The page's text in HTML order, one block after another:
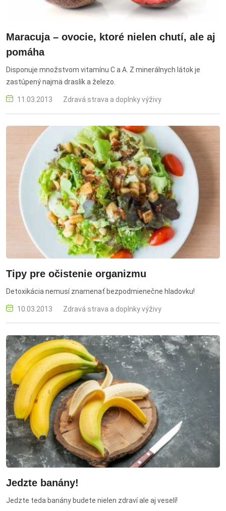
Maracuja – ovocie, ktoré nielen chutí, ale aj
pomáha
Disponuje množstvom vitamínu C a A. Z minerálnych látok je
zastúpený najmä draslík a železo.
11.03.2013 Zdravá strava a doplnky výživy
Tipy pre očistenie organizmu
Detoxikácia nemusí znamenať bezpodmienečne hladovku!
10.03.2013 Zdravá strava a doplnky výživy
Jedzte banány!
Jedzte teda banány budete nielen zdraví ale aj veselí!